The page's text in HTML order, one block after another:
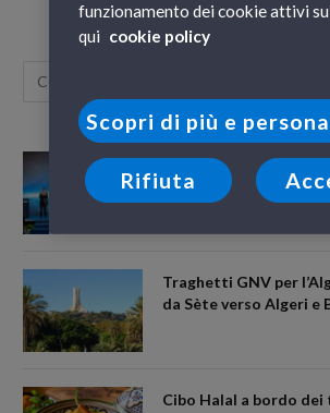
GNV Orion: il futuro
Genova, tra emozione
Traghetti GNV per
da Sète verso Algeri e
Cibo Halal a bordo
funzionamento dei cookie attivi
qui cookie policy
Scopri di più e
Rifiuta